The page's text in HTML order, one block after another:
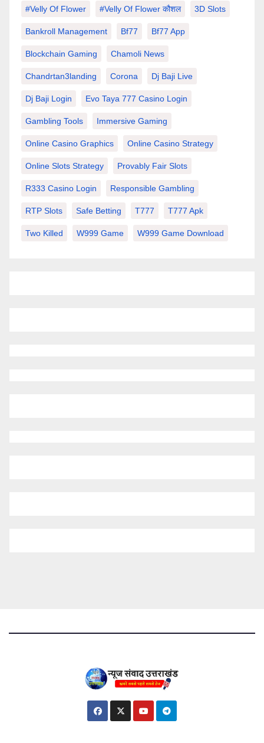
#velly Of Flower #velly Of Flower कौशल 3D Slots
Bankroll Management Bf77 Bf77 App
Blockchain Gaming Chamoli News
Chandrtan3landing Corona Dj Baji Live
Dj Baji Login Evo Taya 777 Casino Login
Gambling Tools Immersive Gaming
Online Casino Graphics Online Casino Strategy
Online Slots Strategy Provably Fair Slots
R333 Casino Login Responsible Gambling
RTP Slots Safe Betting T777 T777 Apk
Two Killed W999 Game W999 Game Download